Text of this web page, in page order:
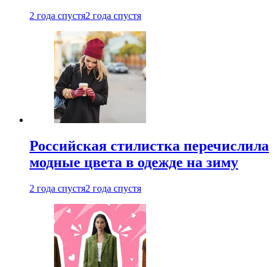
2 года спустя2 года спустя
Российская стилистка перечислила
модные цвета в одежде на зиму
2 года спустя2 года спустя